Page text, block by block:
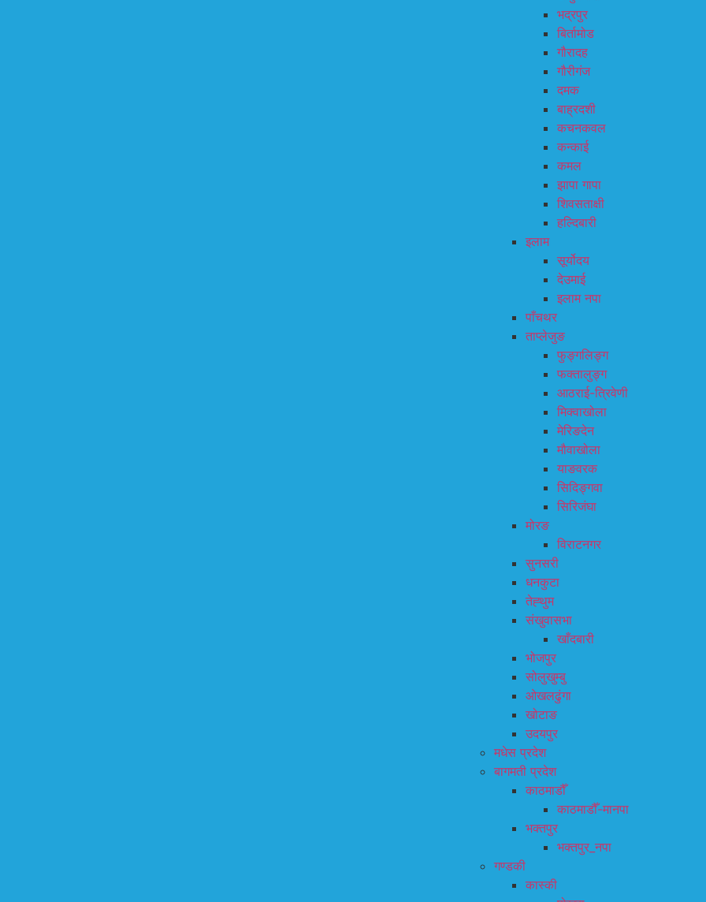
भद्रपुर
बिर्तामोड
गौरादह
गौरीगंज
दमक
बाह्रदशी
कचनकवल
कन्काई
कमल
झापा गापा
शिवसताक्षी
हल्दिबारी
इलाम
सूर्योदय
देउमाई
इलाम नपा
पाँचथर
ताप्लेजुङ
फुङ्गलिङ्ग
फक्तालुङ्ग
आठराई-त्रिवेणी
मिक्वाखोला
मेरिङदेन
मौवाखोला
याङवरक
सिदिङ्गवा
सिरिजंघा
मोरङ
विराटनगर
सुनसरी
धनकुटा
तेह्थुम
संखुवासभा
खाँदबारी
भोजपुर
सोलुखुम्बु
ओखलढुंगा
खोटाङ
उदयपुर
मधेस प्रदेश
बागमती प्रदेश
काठमाडौँ
काठमाडौँ-मानपा
भक्तपुर
भक्तपुर_नपा
गण्डकी
कास्की